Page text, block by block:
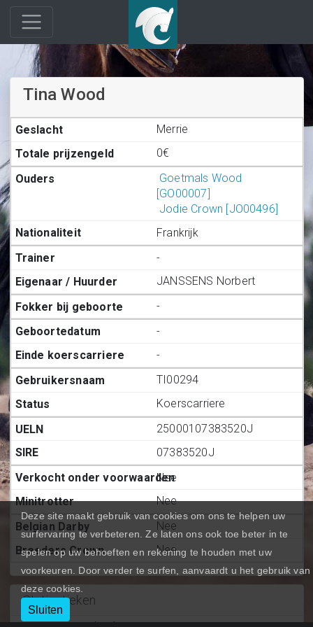
Tina Wood
Merrie
0€
Goetmals Wood
[GO00007]
Jodie Crown [JO00496]
Frankrijk
-
JANSSENS Norbert
-
-
-
TI00294
Koerscarriere
25000107383520J
07383520J
Nee
Nee
Nee
Nee
Statiestieken
Deze site maakt gebruik van cookies om ons te helpen uw
surfervaring te verbeteren. Ze laten ons ook toe beter in te
spelen op uw behoeften en rekening te houden met uw
voorkeuren. Door verder te surfen, aanvaardt u het gebruik van
deze cookies.
Sluiten